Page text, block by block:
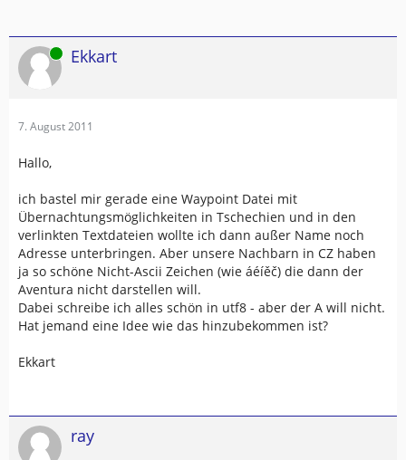
Online Ekkart
7. August 2011
Hallo,
ich bastel mir gerade eine Waypoint Datei mit
Übernachtungsmöglichkeiten in Tschechien und in den
verlinkten Textdateien wollte ich dann außer Name noch
Adresse unterbringen. Aber unsere Nachbarn in CZ haben
ja so schöne Nicht-Ascii Zeichen (wie áéíěč) die dann der
Aventura nicht darstellen will.
Dabei schreibe ich alles schön in utf8 - aber der A will nicht.
Hat jemand eine Idee wie das hinzubekommen ist?
Ekkart
ray